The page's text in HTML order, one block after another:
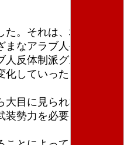
。それは、地域調整
まなアラブ人―クルド
反体制派グループと
していったことのた
目に見られながら、
勢力を必要としてお